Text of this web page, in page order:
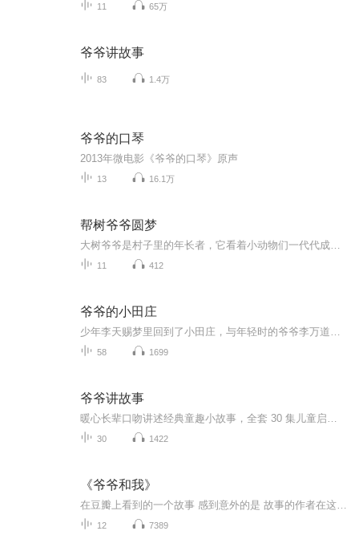
11 65万
爷爷讲故事
83 1.4万
爷爷的口琴
2013年微电影《爷爷的口琴》原声
13 16.1万
帮树爷爷圆梦
11 412
爷爷的小田庄
58 1699
爷爷讲故事
30 1422
《爷爷和我》
12 7389